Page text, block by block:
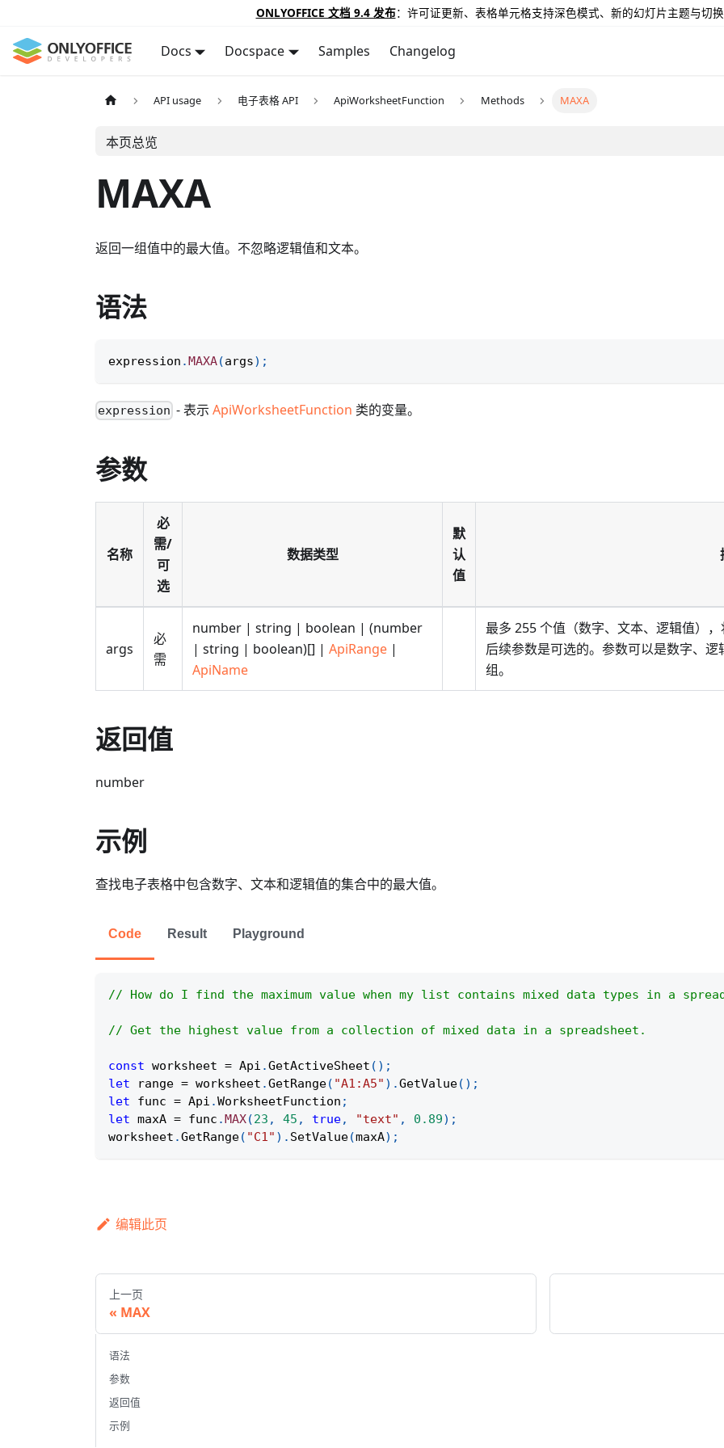
ONLYOFFICE 文档 9.4 发布：许可证更新、表格单元格支持深色模式、新的幻灯片主题与切换
Docs Docspace Samples Changelog
API usage 电子表格 API ApiWorksheetFunction Methods MAXA
本页总览
MAXA
返回一组值中的最大值。不忽略逻辑值和文本。
语法
expression .MAXA(args) ;
expression - 表示ApiWorksheetFunction 类的变量。
参数
名称
必
需/
可
选
数据类型
默
认
值
args
必
需
number | string | boolean | (number
| string | boolean)[] | ApiRange |
ApiName
最多 255 个值（数字、文本、逻辑值）
后续参数是可选的。参数可以是数字、
组。
返回值
number
示例
查找电子表格中包含数字、文本和逻辑值的集合中的最大值。
Code Result Playground
// How do I find the maximum value when my list contains mixed data types in a
// Get the highest value from a collection of mixed data in a spreadsheet.
const worksheet = Api .GetActiveSheet ( ) ;
let range = worksheet .GetRange( "A1:A5" ) .GetValue( ) ;
let func = Api .WorksheetFunction ;
let maxA = func .MAX(23 , 45 , true, "text" , 0.89) ;
worksheet .GetRange( "C1" ) . SetValue(maxA) ;
编辑此页
上一页
MAX
语法
参数
返回值
示例